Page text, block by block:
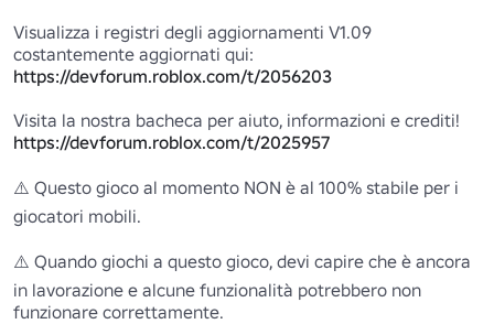
Visualizza i registri degli aggiornamenti V1.09
https://devforum.roblox.com/t/2056203
https://devforum.roblox.com/t/2025957
⚠️ Questo gioco al momento NON è al 100% stabile per i
giocatori mobili.
⚠️ Quando giochi a questo gioco, devi capire che è ancora
in lavorazione e alcune funzionalità potrebbero non
funzionare correttamente.